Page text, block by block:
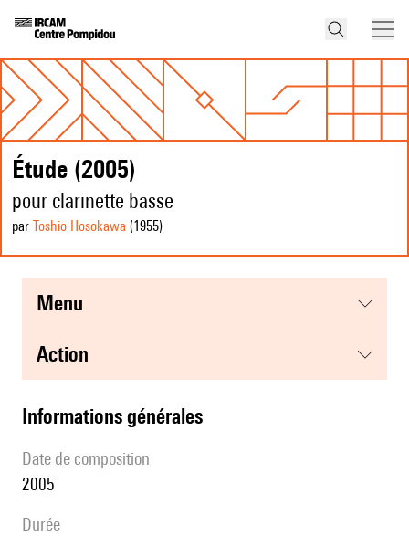
Étude (2005)
pour clarinette basse
par Toshio Hosokawa (1955)
menu
action
informations générales
date de composition
2005
durée